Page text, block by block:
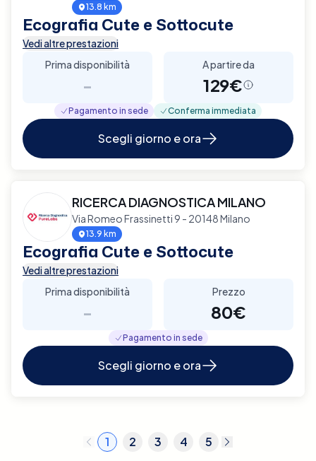
13.8 km
Ecografia Cute e Sottocute
Vedi altre prestazioni
Prima disponibilità
-
A partire da
129€
Pagamento in sede Conferma immediata
Scegli giorno e ora
RICERCA DIAGNOSTICA MILANO
Via Romeo Frassinetti 9 - 20148 Milano
13.9 km
Ecografia Cute e Sottocute
Vedi altre prestazioni
Prima disponibilità
-
Prezzo
80€
Pagamento in sede
Scegli giorno e ora
1 2 3 4 5